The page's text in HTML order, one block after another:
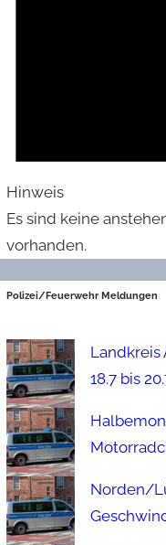
Hinweis
Es sind keine
vorhanden.
Polizei/Feuerwehr Meldungen
Landkreis
18.7 bis
Norden/